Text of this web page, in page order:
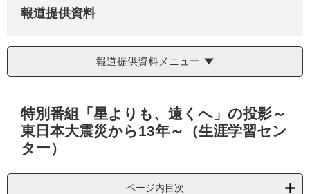
報道提供資料
報道提供資料メニュー
特別番組「星よりも、遠くへ」の投影～
東日本大震災から13年～（生涯学習セン
ター）
ページ内目次